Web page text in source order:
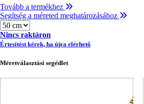
Tovább a termékhez
Segítség a méreted meghatározásához
Méret
Nincs raktáron
Értesítést kérek, ha újra elérhető
Méretválasztási segédlet